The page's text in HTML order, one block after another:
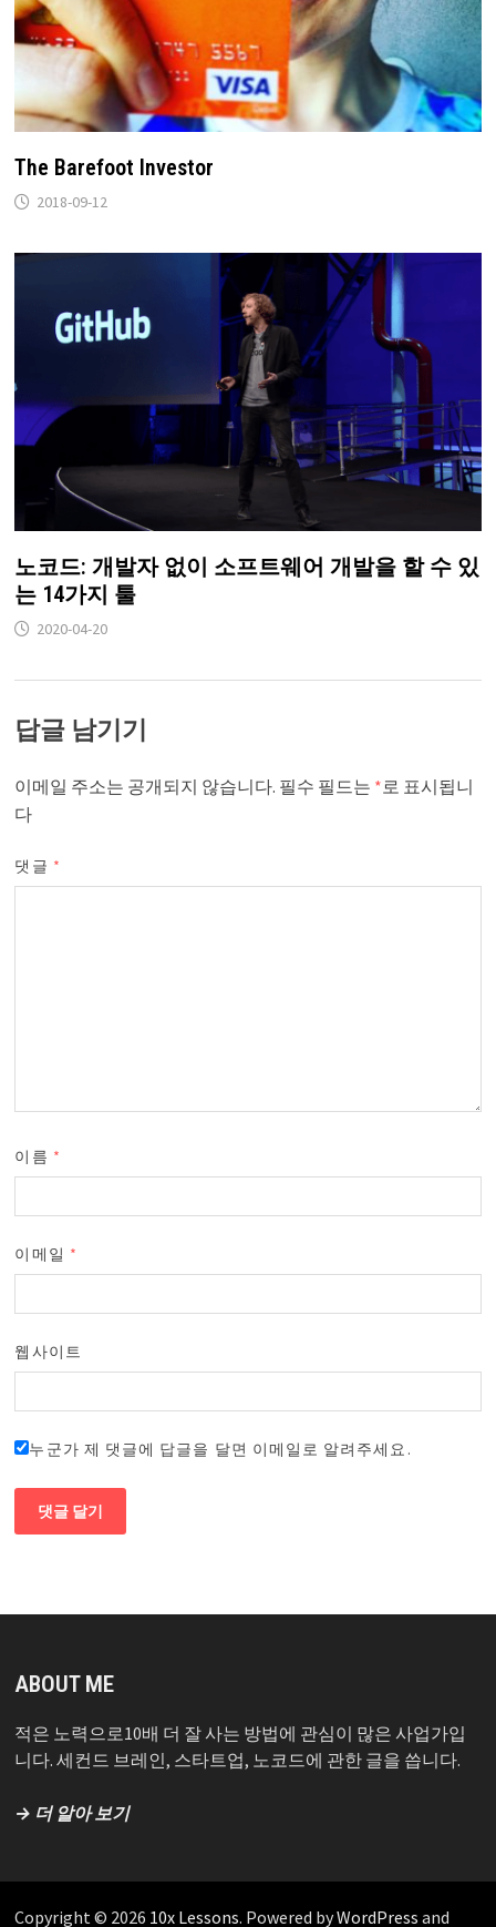
The Barefoot Investor
2018-09-12
노코드: 개발자 없이 소프트웨어 개발을 할 수 있
는 14가지 툴
2020-04-20
답글 남기기
이메일 주소는 공개되지 않습니다. 필수 필드는 * 로 표시됩니
다
댓글 *
이름 *
이메일 *
웹사이트
누군가 제 댓글에 답글을 달면 이메일로 알려주세요.
ABOUT ME
적은 노력으로10배 더 잘 사는 방법에 관심이 많은 사업가입
니다. 세컨드 브레인, 스타트업, 노코드에 관한 글을 씁니다.
→ 더 알아 보기
Copyright © 2026 10x Lessons. Powered byWordPress and